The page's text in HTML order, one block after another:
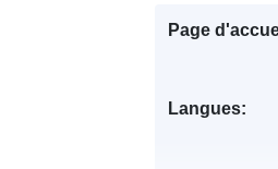
Page
Langues: